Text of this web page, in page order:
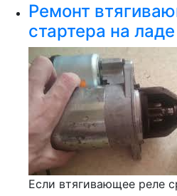
Ремонт
стартера на
Если втягивающее реле